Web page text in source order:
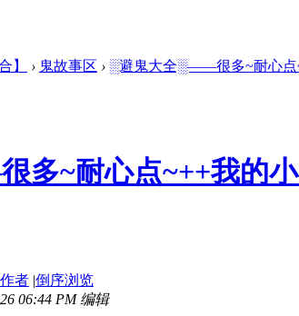
】 › 鬼故事区 › ░避鬼大全░——很多~耐心点
~耐心点~++我的
者 |倒序浏览
06:44 PM 编辑